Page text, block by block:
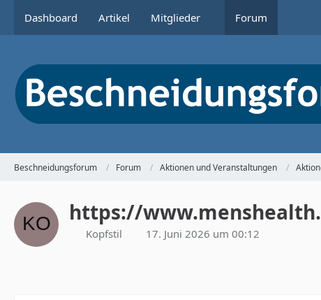
Dashboard Artikel Mitglieder Forum
Beschneidungsforum Forum Aktionen und Veranstaltungen
https://
Kopfstil 17. Juni 2026 um 00:12